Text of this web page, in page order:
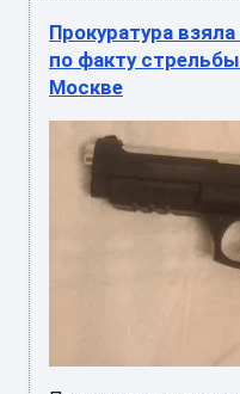
Прокуратура
по факту
Москве